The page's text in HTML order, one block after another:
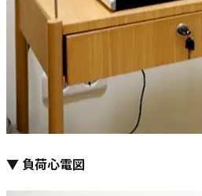
▼ 負荷心電図